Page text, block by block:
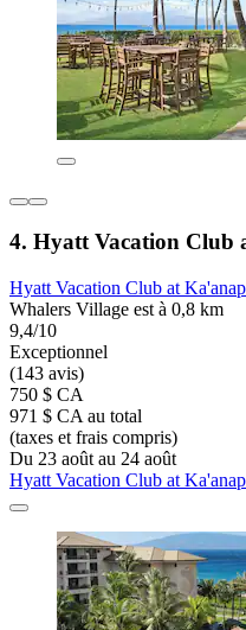
4. Hyatt Vacation Club
Hyatt Vacation Club at
Whalers Village est à 0,8 km
9,4/10
Exceptionnel
(143 avis)
750 $ CA
971 $ CA au total
(taxes et frais compris)
Du 23 août au 24 août
Hyatt Vacation Club at